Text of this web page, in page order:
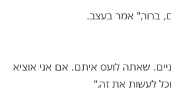
ברור," אמר בעצב.
שאתה לועס איתם. אם אני אוציא
לעשות את זה."